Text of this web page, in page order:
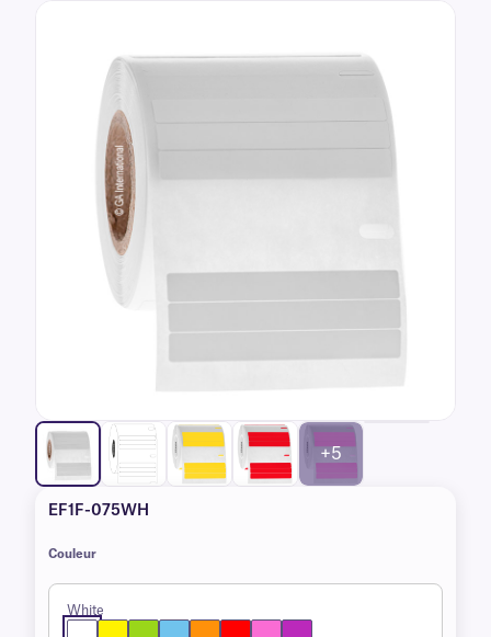
+5
EF1F-075WH
Couleur
White